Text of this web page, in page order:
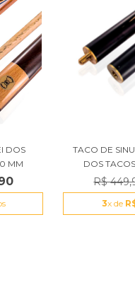
DOS
MM
TACO DE
DOS
R$
3x de